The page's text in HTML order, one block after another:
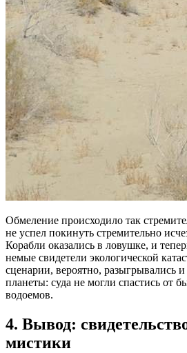
Обмеление происходило так
не успел покинуть стремительно
Корабли оказались в ловушке, и
немые свидетели экологической
сценарии, вероятно, разыгрывались
планеты: суда не могли спастись от
водоемов.
4. Вывод:
мистики